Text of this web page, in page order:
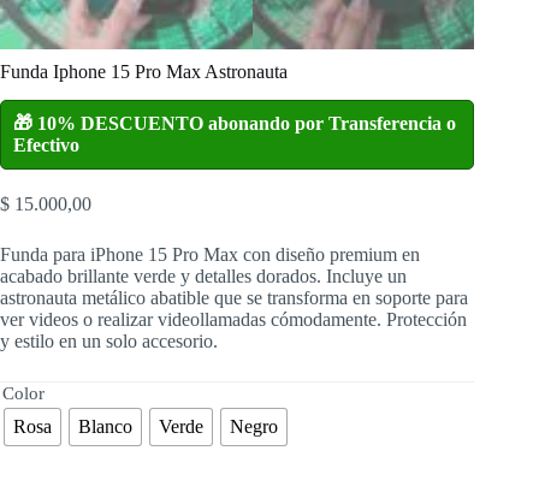
Funda Iphone 15 Pro Max Astronauta
🎁 10% DESCUENTO abonando por Transferencia o
Efectivo
$ 15.000,00
Funda para iPhone 15 Pro Max con diseño premium en
acabado brillante verde y detalles dorados. Incluye un
astronauta metálico abatible que se transforma en soporte para
ver videos o realizar videollamadas cómodamente. Protección
y estilo en un solo accesorio.
Color
Rosa Blanco Verde Negro